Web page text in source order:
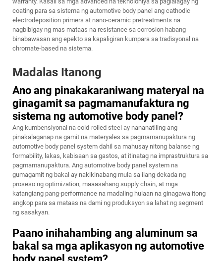
coating para sa sistema ng automotive body panel ang cathodic
electrodeposition primers at nano-ceramic pretreatments na
nagbibigay ng mas mataas na resistance sa corrosion habang
binabawasan ang epekto sa kapaligiran kumpara sa tradisyonal na
chromate-based na sistema.
Madalas Itanong
Ano ang pinakakaraniwang materyal na
ginagamit sa pagmamanufaktura ng
sistema ng automotive body panel?
Ang kumbensiyonal na cold-rolled steel ay nananatiling ang
pinakalaganap na gamit na materyales sa pagmamanupaktura ng
automotive body panel system dahil sa mahusay nitong balanse ng
formability, lakas, kabisaan sa gastos, at itinatag na imprastruktura sa
pagmamanupaktura. Ang automotive body panel system na
gumagamit ng bakal ay nakikinabang mula sa ilang dekada ng
proseso ng optimization, maaasahang supply chain, at mga
katangiang pang-performance na madaling hulaan na ginagawa itong
angkop para sa mataas na dami ng produksyon sa lahat ng segment
ng sasakyan.
Paano inihahambing ang aluminum sa
bakal sa mga aplikasyon ng automotive